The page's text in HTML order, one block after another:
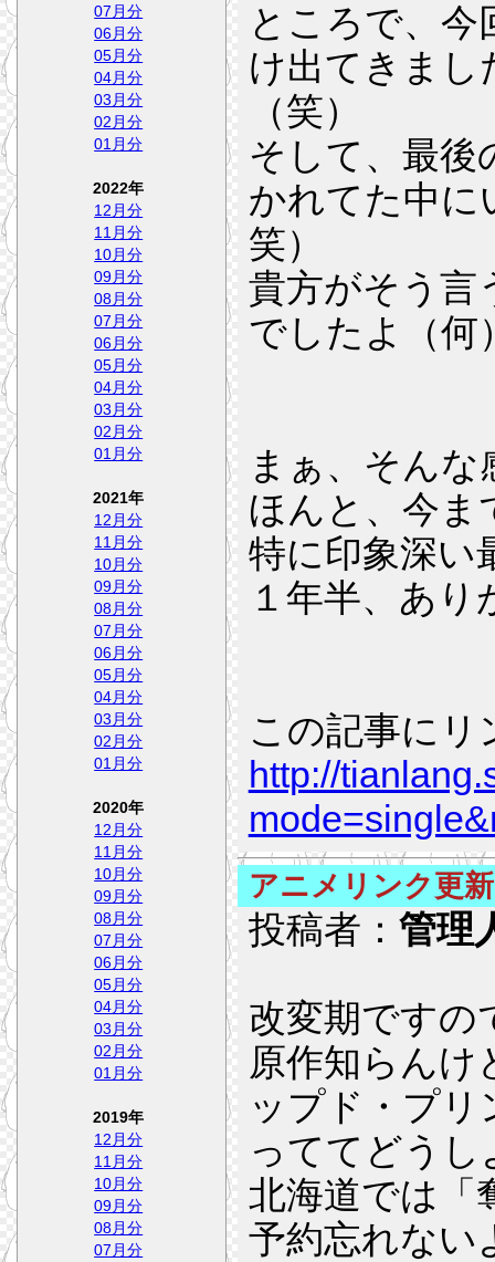
ところで、
け出てきまし
（笑）
そして、最後
かれてた中に
笑）
貴方がそう言
でしたよ（何
まぁ、そんな
ほんと、今ま
特に印象深い
１年半、あ
この記事にリ
http://
アニメリンク更新
投稿者： 管理
改変期ですの
原作知らんけ
ップド・プ
っててどう
北海道では「
予約忘れない
07月分
06月分
05月分
04月分
03月分
02月分
01月分
2022年
12月分
11月分
10月分
09月分
08月分
07月分
06月分
05月分
04月分
03月分
02月分
01月分
2021年
12月分
11月分
10月分
09月分
08月分
07月分
06月分
05月分
04月分
03月分
02月分
01月分
2020年
12月分
11月分
10月分
09月分
08月分
07月分
06月分
05月分
04月分
03月分
02月分
01月分
2019年
12月分
11月分
10月分
09月分
08月分
07月分